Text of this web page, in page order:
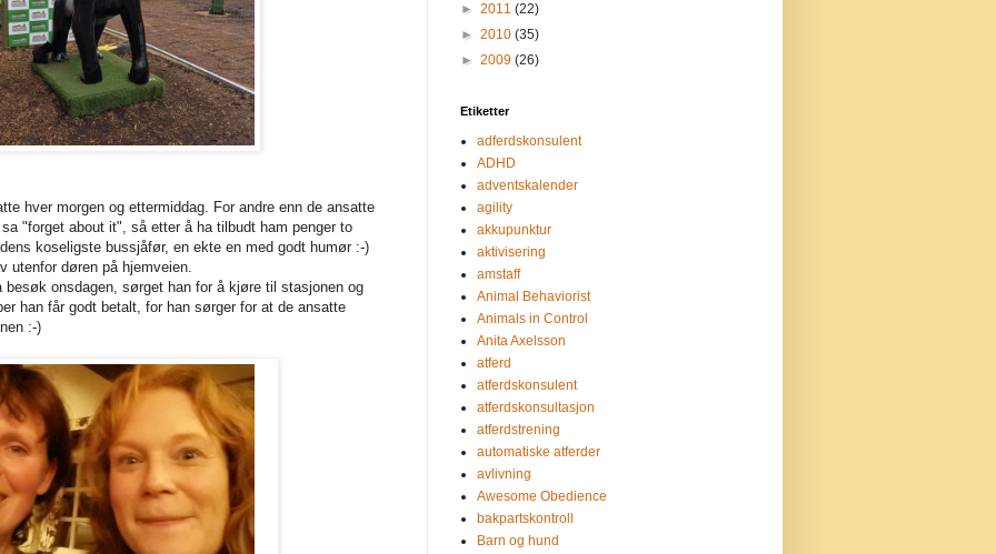
hver morgen og ettermiddag. For andre enn de ansatte
"forget about it", så etter å ha tilbudt ham penger to
koseligste bussjåfør, en ekte en med godt humør :-)
utenfor døren på hjemveien.
besøk onsdagen, sørget han for å kjøre til stasjonen og
han får godt betalt, for han sørger for at de ansatte
:-)
► 2011 (22)
► 2010 (35)
► 2009 (26)
Etiketter
adferdskonsulent
ADHD
adventskalender
agility
akkupunktur
aktivisering
amstaff
Animal Behaviorist
Animals in Control
Anita Axelsson
atferd
atferdskonsulent
atferdskonsultasjon
atferdstrening
automatiske atferder
avlivning
Awesome Obedience
bakpartskontroll
Barn og hund